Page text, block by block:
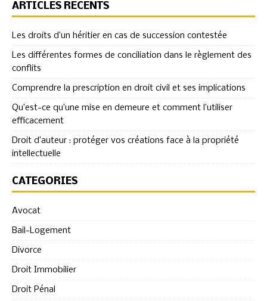
ARTICLES RÉCENTS
Les droits d’un héritier en cas de succession contestée
Les différentes formes de conciliation dans le règlement des
conflits
Comprendre la prescription en droit civil et ses implications
Qu’est-ce qu’une mise en demeure et comment l’utiliser
efficacement
Droit d’auteur : protéger vos créations face à la propriété
intellectuelle
CATÉGORIES
Avocat
Bail-Logement
Divorce
Droit Immobilier
Droit Pénal